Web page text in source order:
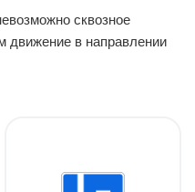
сквозное
движение в направлении